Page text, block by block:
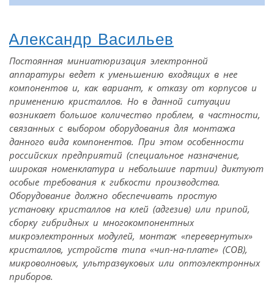
Александр Васильев
Постоянная миниатюризация электронной
аппаратуры ведет к уменьшению входящих в нее
компонентов и, как вариант, к отказу от корпусов и
применению кристаллов. Но в данной ситуации
возникает большое количество проблем, в частности,
связанных с выбором оборудования для монтажа
данного вида компонентов. При этом особенности
российских предприятий (специальное назначение,
широкая номенклатура и небольшие партии) диктуют
особые требования к гибкости производства.
Оборудование должно обеспечивать простую
установку кристаллов на клей (адгезив) или припой,
сборку гибридных и многокомпонентных
микроэлектронных модулей, монтаж «перевернутых»
кристаллов, устройств типа «чип-на-плате» (COB),
микроволновых, ультразвуковых или оптоэлектронных
приборов.